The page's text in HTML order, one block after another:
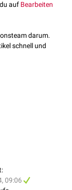
einhergehen)
auf Bearbeiten
darum.
schnell und
09:06